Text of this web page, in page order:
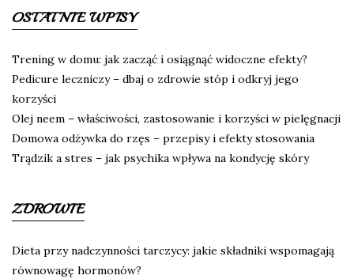
OSTATNIE WPISY
Trening w domu: jak zacząć i osiągnąć widoczne efekty?
Pedicure leczniczy – dbaj o zdrowie stóp i odkryj jego
korzyści
Olej neem – właściwości, zastosowanie i korzyści w pielęgnacji
Domowa odżywka do rzęs – przepisy i efekty stosowania
Trądzik a stres – jak psychika wpływa na kondycję skóry
ZDROWIE
Dieta przy nadczynności tarczycy: jakie składniki wspomagają
równowagę hormonów?